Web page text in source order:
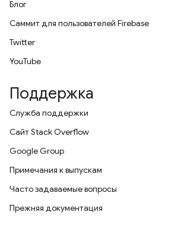
Блог
Саммит для пользователей Firebase
Twitter
YouTube
Поддержка
Служба поддержки
Сайт Stack Overflow
Google Group
Примечания к выпускам
Часто задаваемые вопросы
Прежняя документация